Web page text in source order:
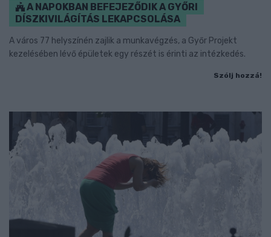
A NAPOKBAN BEFEJEZŐDIK A GYŐRI
DÍSZKIVILÁGÍTÁS LEKAPCSOLÁSA
A város 77 helyszínén zajlik a munkavégzés, a Győr Projekt
kezelésében lévő épületek egy részét is érinti az intézkedés.
Szólj hozzá!